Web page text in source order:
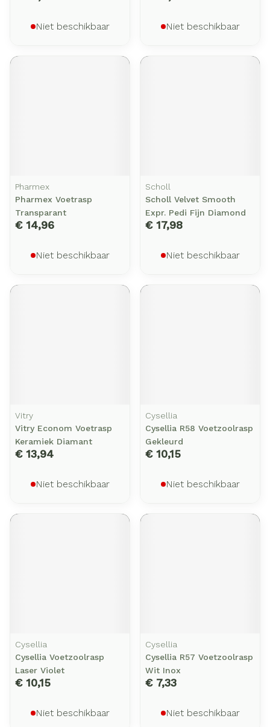
Niet beschikbaar Niet beschikbaar
Pharmex
Pharmex Voetrasp
Transparant
€ 14,96
Niet beschikbaar
Scholl
Scholl Velvet Smooth
Expr. Pedi Fijn Diamond
€ 17,98
Niet beschikbaar
Vitry
Vitry Econom Voetrasp
Keramiek Diamant
€ 13,94
Niet beschikbaar
Cysellia
Cysellia R58 Voetzoolrasp
Gekleurd
€ 10,15
Niet beschikbaar
Cysellia
Cysellia Voetzoolrasp
Laser Violet
€ 10,15
Niet beschikbaar
Cysellia
Cysellia R57 Voetzoolrasp
Wit Inox
€ 7,33
Niet beschikbaar